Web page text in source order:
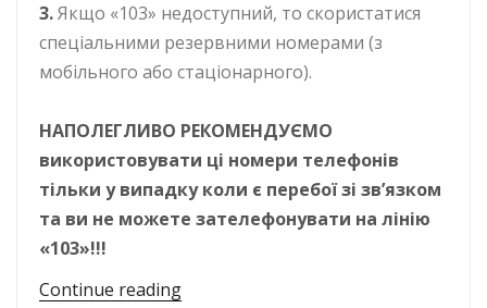
3.Якщо «103» недоступний, то скористатися
спеціальними резервними номерами (з
мобільного або стаціонарного).
НАПОЛЕГЛИВО РЕКОМЕНДУЄМО
використовувати ці номери телефонів
тільки у випадку коли є перебої зі зв’язком
та ви не можете зателефонувати на лінію
«103»!!!
Continue reading“До уваги жителів Черкаської